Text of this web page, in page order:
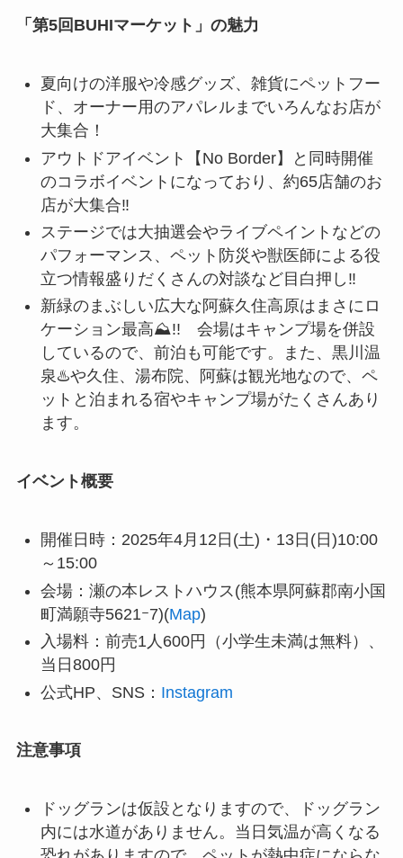
「第5回BUHIマーケット」の魅力
夏向けの洋服や冷感グッズ、雑貨にペットフー
ド、オーナー用のアパレルまでいろんなお店が
大集合！
アウトドアイベント【No Border】️と同時開催
のコラボイベントになっており、約65店舗のお
店が大集合‼️
ステージでは大抽選会やライブペイントなどの
パフォーマンス、ペット防災や獣医師による役
立つ情報盛りだくさんの対談など目白押し‼️
新緑のまぶしい広大な阿蘇久住高原はまさにロ
ケーション最高⛰️!! 会場はキャンプ場️を併設
しているので、前泊も可能です。また、黒川温
泉♨️や久住、湯布院、阿蘇は観光地なので、ペ
ットと泊まれる宿やキャンプ場がたくさんあり
ます。
イベント概要
開催日時：2025年4月12日(土)・13日(日)10:00
～15:00
会場：瀬の本レストハウス(熊本県阿蘇郡南小国
町満願寺5621ｰ7)(Map)
入場料：前売1人600円（小学生未満は無料）、
当日800円
公式HP、SNS： Instagram
注意事項
ドッグランは仮設となりますので、ドッグラン
内には水道がありません。当日気温が高くなる